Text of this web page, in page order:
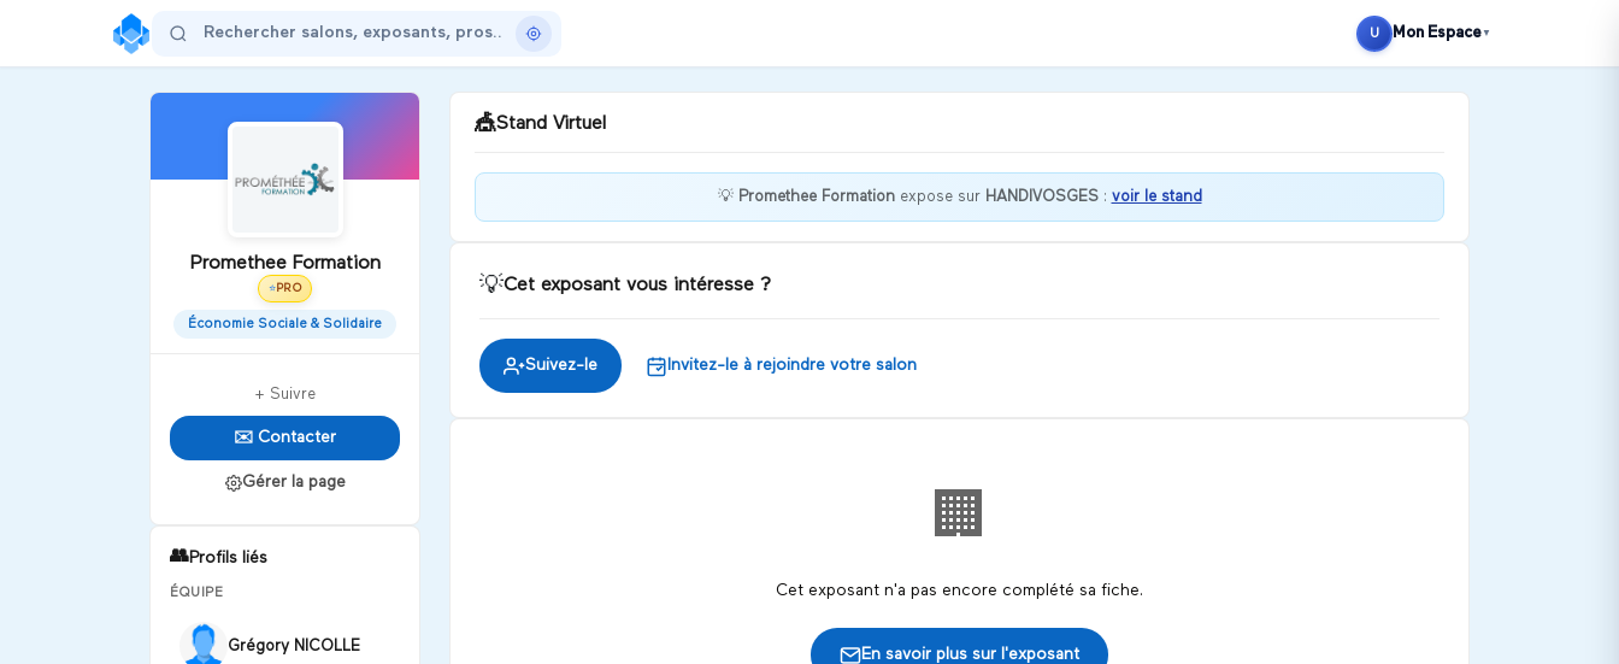
U Mon Espace ▼
Promethee Formation
⭐ PRO
Économie Sociale & Solidaire
+ Suivre
✉️ Contacter
Gérer la page
👥Profils liés
ÉQUIPE
Grégory NICOLLE
🎪Stand Virtuel
COMPRENDRE, INFORMER,
💡 Promethee Formationexpose sur HANDIVOSGES: voir le stand
💡Cet exposant vous intéresse ?
Suivez-le Invitez-le à rejoindre votre salon
🏢
Cet exposant n'a pas encore complété sa fiche.
En savoir plus sur l'exposant